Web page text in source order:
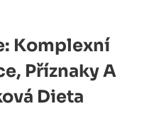
Komplexní
Příznaky A
Dieta